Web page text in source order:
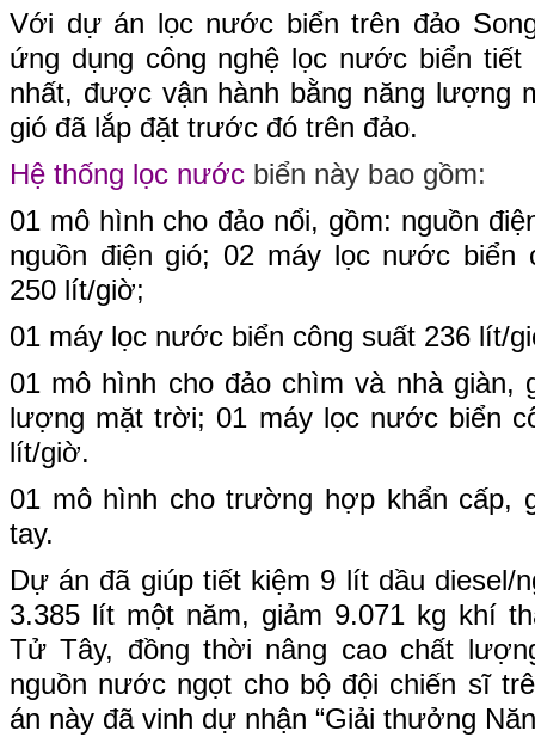
Với dự án lọc nước biển trên đảo
ứng dụng công nghệ lọc nước biển
nhất, được vận hành bằng năng lượng
gió đã lắp đặt trước đó trên đảo.
Hệ thống lọc nước biển này bao gồm:
01 mô hình cho đảo nổi, gồm: nguồn
nguồn điện gió; 02 máy lọc nước biển
250 lít/giờ;
01 máy lọc nước biển công suất 236 lít/
01 mô hình cho đảo chìm và nhà giàn,
lượng mặt trời; 01 máy lọc nước biển
lít/giờ.
01 mô hình cho trường hợp khẩn cấp,
tay.
Dự án đã giúp tiết kiệm 9 lít dầu diesel/
3.385 lít một năm, giảm 9.071 kg khí
Tử Tây, đồng thời nâng cao chất
nguồn nước ngọt cho bộ đội chiến sĩ
án này đã vinh dự nhận “Giải thưởng